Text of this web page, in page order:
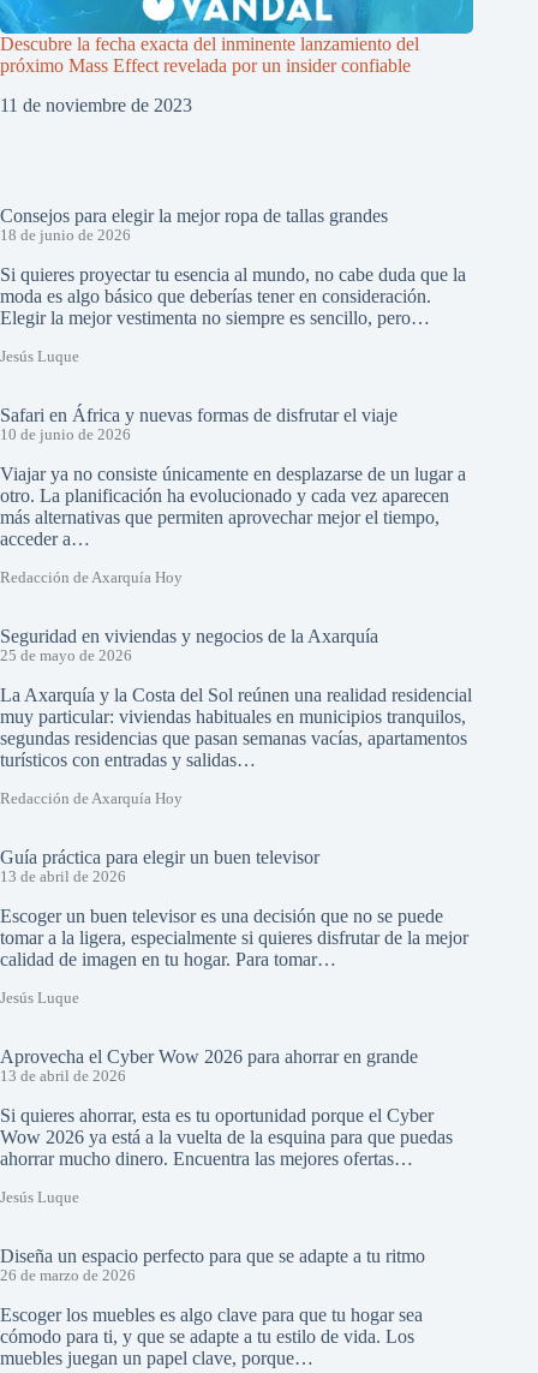
Descubre la fecha exacta del inminente lanzamiento del
próximo Mass Effect revelada por un insider confiable
11 de noviembre de 2023
Consejos para elegir la mejor ropa de tallas grandes
18 de junio de 2026
Si quieres proyectar tu esencia al mundo, no cabe duda que la
moda es algo básico que deberías tener en consideración.
Elegir la mejor vestimenta no siempre es sencillo, pero…
Jesús Luque
Safari en África y nuevas formas de disfrutar el viaje
10 de junio de 2026
Viajar ya no consiste únicamente en desplazarse de un lugar a
otro. La planificación ha evolucionado y cada vez aparecen
más alternativas que permiten aprovechar mejor el tiempo,
acceder a…
Redacción de Axarquía Hoy
Seguridad en viviendas y negocios de la Axarquía
25 de mayo de 2026
La Axarquía y la Costa del Sol reúnen una realidad residencial
muy particular: viviendas habituales en municipios tranquilos,
segundas residencias que pasan semanas vacías, apartamentos
turísticos con entradas y salidas…
Redacción de Axarquía Hoy
Guía práctica para elegir un buen televisor
13 de abril de 2026
Escoger un buen televisor es una decisión que no se puede
tomar a la ligera, especialmente si quieres disfrutar de la mejor
calidad de imagen en tu hogar. Para tomar…
Jesús Luque
Aprovecha el Cyber Wow 2026 para ahorrar en grande
13 de abril de 2026
Si quieres ahorrar, esta es tu oportunidad porque el Cyber
Wow 2026 ya está a la vuelta de la esquina para que puedas
ahorrar mucho dinero. Encuentra las mejores ofertas…
Jesús Luque
Diseña un espacio perfecto para que se adapte a tu ritmo
26 de marzo de 2026
Escoger los muebles es algo clave para que tu hogar sea
cómodo para ti, y que se adapte a tu estilo de vida. Los
muebles juegan un papel clave, porque…